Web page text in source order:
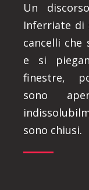
Un
Inferriate di
cancelli che
e si
finestre,
sono
sono chiusi.